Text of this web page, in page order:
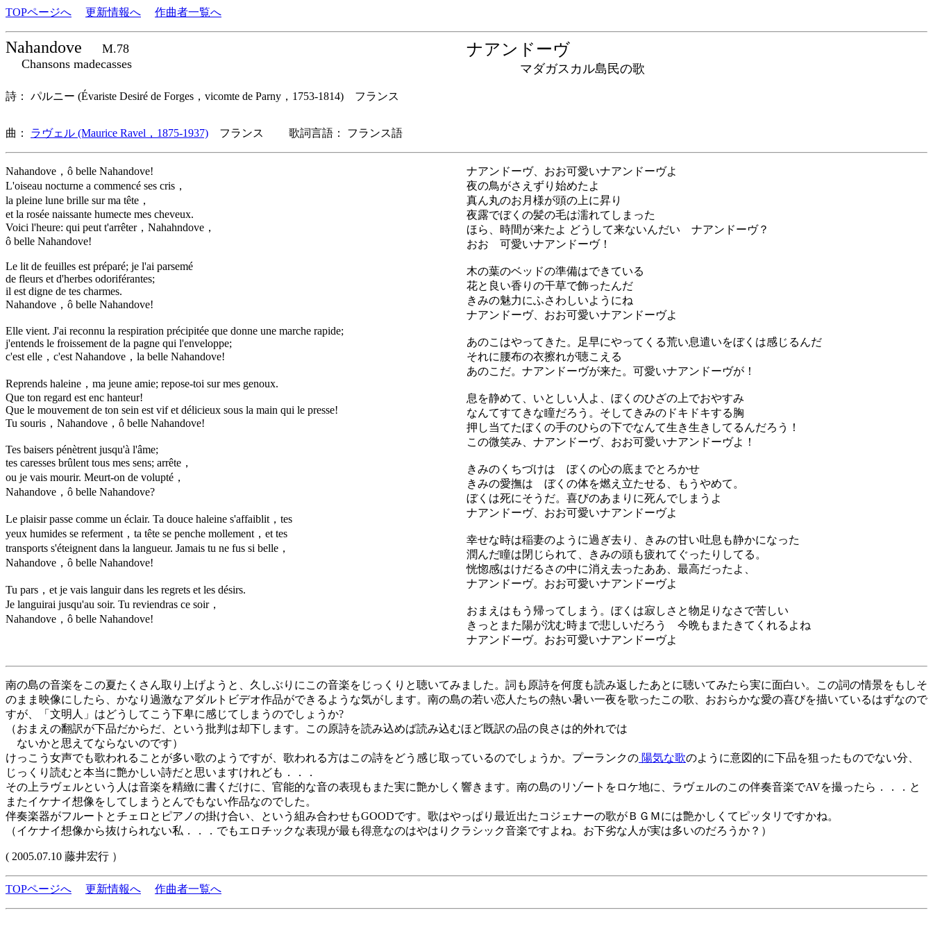
TOPページへ 更新情報へ 作曲者一覧へ
Nahandove
M.78
Chansons madecasses
ナアンドーヴ
マダガスカル島民の歌
詩： パルニー (Évariste Desiré de Forges，vicomte de Parny，1753-1814) フランス
曲： ラヴェル (Maurice Ravel，1875-1937) フランス 歌詞言語： フランス語
Nahandove，ô belle Nahandove!
L'oiseau nocturne a commencé ses cris，
la pleine lune brille sur ma tête，
et la rosée naissante humecte mes cheveux.
Voici l'heure: qui peut t'arrêter，Nahahndove，
ô belle Nahandove!
Le lit de feuilles est préparé; je l'ai parsemé
de fleurs et d'herbes odoriférantes;
il est digne de tes charmes.
Nahandove，ô belle Nahandove!
Elle vient. J'ai reconnu la respiration précipitée que donne une marche rapide;
j'entends le froissement de la pagne qui l'enveloppe;
c'est elle，c'est Nahandove，la belle Nahandove!
Reprends haleine，ma jeune amie; repose-toi sur mes genoux.
Que ton regard est enc hanteur!
Que le mouvement de ton sein est vif et délicieux sous la main qui le presse!
Tu souris，Nahandove，ô belle Nahandove!
Tes baisers pénètrent jusqu'à l'âme;
tes caresses brûlent tous mes sens; arrête，
ou je vais mourir. Meurt-on de volupté，
Nahandove，ô belle Nahandove?
Le plaisir passe comme un éclair. Ta douce haleine s'affaiblit，tes
yeux humides se referment，ta tête se penche mollement，et tes
transports s'éteignent dans la langueur. Jamais tu ne fus si belle，
Nahandove，ô belle Nahandove!
Tu pars，et je vais languir dans les regrets et les désirs.
Je languirai jusqu'au soir. Tu reviendras ce soir，
Nahandove，ô belle Nahandove!
ナアンドーヴ、おお可愛いナアンドーヴよ
夜の鳥がさえずり始めたよ
真ん丸のお月様が頭の上に昇り
夜露でぼくの髪の毛は濡れてしまった
ほら、時間が来たよ どうして来ないんだい ナアンドーヴ？
おお 可愛いナアンドーヴ！
木の葉のベッドの準備はできている
花と良い香りの干草で飾ったんだ
きみの魅力にふさわしいようにね
ナアンドーヴ、おお可愛いナアンドーヴよ
あのこはやってきた。足早にやってくる荒い息遣いをぼくは感じるんだ
それに腰布の衣擦れが聴こえる
あのこだ。ナアンドーヴが来た。可愛いナアンドーヴが！
息を静めて、いとしい人よ、ぼくのひざの上でおやすみ
なんてすてきな瞳だろう。そしてきみのドキドキする胸
押し当てたぼくの手のひらの下でなんて生き生きしてるんだろう！
この微笑み、ナアンドーヴ、おお可愛いナアンドーヴよ！
きみのくちづけは ぼくの心の底までとろかせ
きみの愛撫は ぼくの体を燃え立たせる、もうやめて。
ぼくは死にそうだ。喜びのあまりに死んでしまうよ
ナアンドーヴ、おお可愛いナアンドーヴよ
幸せな時は稲妻のように過ぎ去り、きみの甘い吐息も静かになった
潤んだ瞳は閉じられて、きみの頭も疲れてぐったりしてる。
恍惚感はけだるさの中に消え去ったああ、最高だったよ、
ナアンドーヴ。おお可愛いナアンドーヴよ
おまえはもう帰ってしまう。ぼくは寂しさと物足りなさで苦しい
きっとまた陽が沈む時まで悲しいだろう 今晩もまたきてくれるよね
ナアンドーヴ。おお可愛いナアンドーヴよ
南の島の音楽をこの夏たくさん取り上げようと、久しぶりにこの音楽をじっくりと聴いてみました。詞も原詩を何度も読み返したあとに聴いてみたら実に面白い。この詞の情景をもしそ
のまま映像にしたら、かなり過激なアダルトビデオ作品ができるような気がします。南の島の若い恋人たちの熱い暑い一夜を歌ったこの歌、おおらかな愛の喜びを描いているはずなので
すが、「文明人」はどうしてこう下卑に感じてしまうのでしょうか?
（おまえの翻訳が下品だからだ、という批判は却下します。この原詩を読み込めば読み込むほど既訳の品の良さは的外れでは
ないかと思えてならないのです）
けっこう女声でも歌われることが多い歌のようですが、歌われる方はこの詩をどう感じ取っているのでしょうか。プーランクの 陽気な歌のように意図的に下品を狙ったものでない分、
じっくり読むと本当に艶かしい詩だと思いますけれども．．．
その上ラヴェルという人は音楽を精緻に書くだけに、官能的な音の表現もまた実に艶かしく響きます。南の島のリゾートをロケ地に、ラヴェルのこの伴奏音楽でAVを撮ったら．．．と
またイケナイ想像をしてしまうとんでもない作品なのでした。
伴奏楽器がフルートとチェロとピアノの掛け合い、という組み合わせもGOODです。歌はやっぱり最近出たコジェナーの歌がＢＧＭには艶かしくてピッタリですかね。
（イケナイ想像から抜けられない私．．．でもエロチックな表現が最も得意なのはやはりクラシック音楽ですよね。お下劣な人が実は多いのだろうか？）
( 2005.07.10 藤井宏行 ）
TOPページへ 更新情報へ 作曲者一覧へ